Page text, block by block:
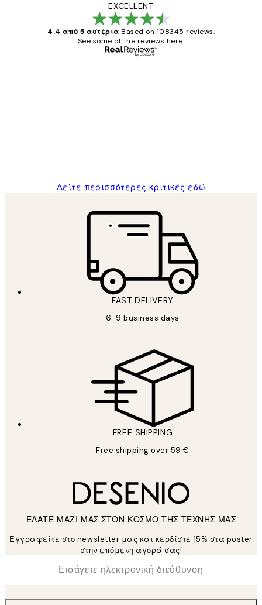
EXCELLENT
4.4 από 5 αστέρια Based on 108345 reviews.
See some of the reviews here.
Δείτε περισσότερες κριτικές εδώ
FAST DELIVERY
6-9 business days
FREE SHIPPING
Free shipping over 59 €
ΕΛΑΤΕ ΜΑΖΙ ΜΑΣ ΣΤΟΝ ΚΟΣΜΟ ΤΗΣ ΤΕΧΝΗΣ ΜΑΣ
Εγγραφείτε στο newsletter μας και κερδίστε 15% στα poster
στην επόμενη αγορά σας!
Ηλεκτρονική Διεύθυνση